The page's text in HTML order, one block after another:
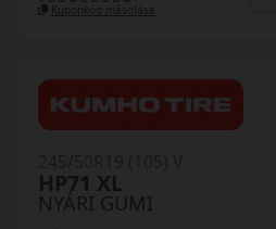
Kuponkód másolása
NYÁRI GUMI
HP71 XL